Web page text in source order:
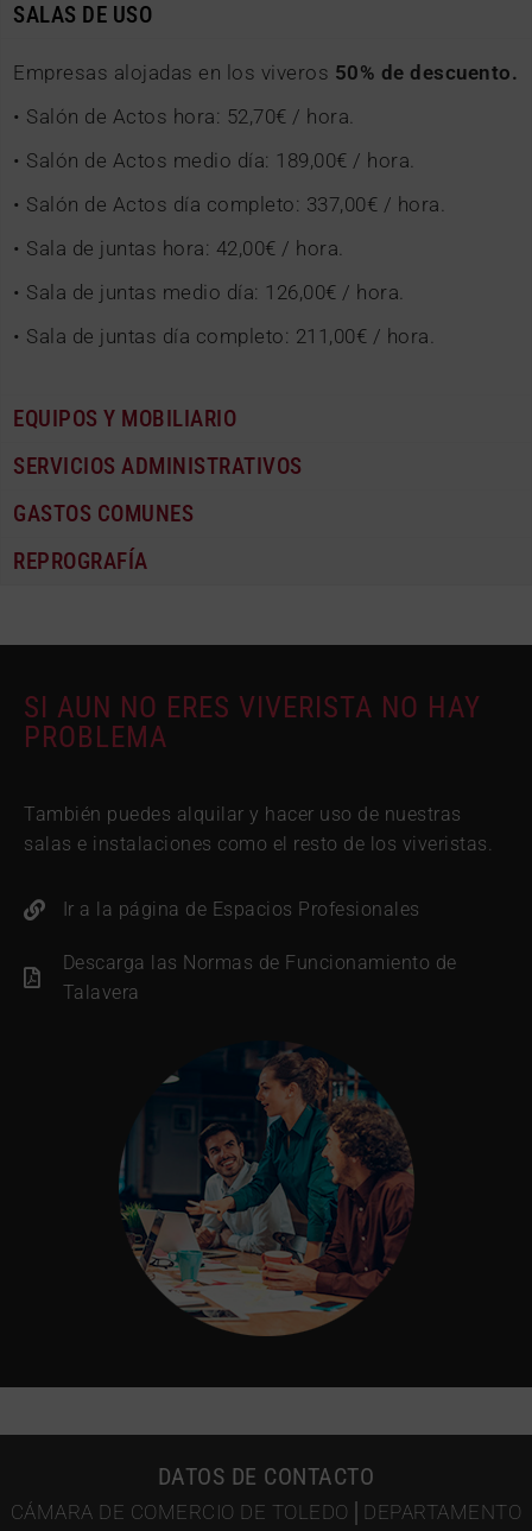
SALAS DE USO
Empresas alojadas en los viveros 50% de descuento.
• Salón de Actos hora: 52,70€ / hora.
• Salón de Actos medio día: 189,00€ / hora.
• Salón de Actos día completo: 337,00€ / hora.
• Sala de juntas hora: 42,00€ / hora.
• Sala de juntas medio día: 126,00€ / hora.
• Sala de juntas día completo: 211,00€ / hora.
EQUIPOS Y MOBILIARIO
SERVICIOS ADMINISTRATIVOS
GASTOS COMUNES
REPROGRAFÍA
SI AUN NO ERES VIVERISTA NO HAY
PROBLEMA
También puedes alquilar y hacer uso de nuestras
salas e instalaciones como el resto de los viveristas.
Ir a la página de Espacios Profesionales
Descarga las Normas de Funcionamiento de
Talavera
DATOS DE CONTACTO
CÁMARA DE COMERCIO DE TOLEDO│DEPARTAMENTO